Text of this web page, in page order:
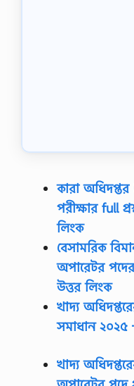
কারা
পরীক্ষার full
লিংক
বেসামরিক
অপারেটর
উত্তর লিংক
খাদ্য
সমাধান
খাদ্য